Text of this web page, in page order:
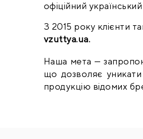
офіційний
vzuttya.ua.
Наша мета —
що дозволяє
продукцію відомих